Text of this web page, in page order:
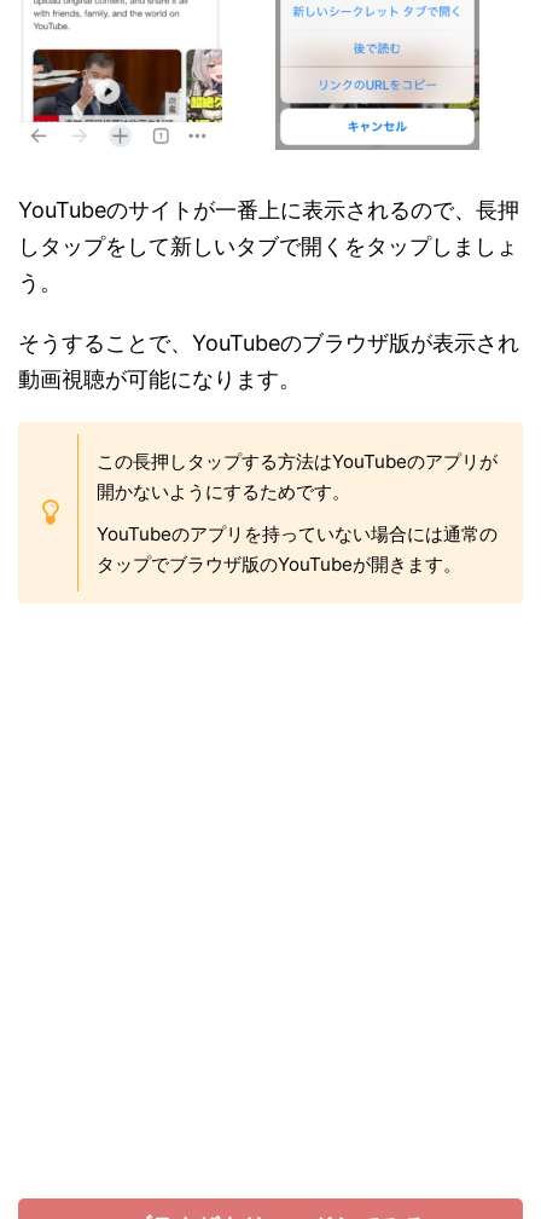
YouTubeのサイトが一番上に表示されるので、長押
しタップをして新しいタブで開くをタップしましょ
う。
そうすることで、YouTubeのブラウザ版が表示され
動画視聴が可能になります。
この長押しタップする方法はYouTubeのアプリが
開かないようにするためです。
YouTubeのアプリを持っていない場合には通常の
タップでブラウザ版のYouTubeが開きます。